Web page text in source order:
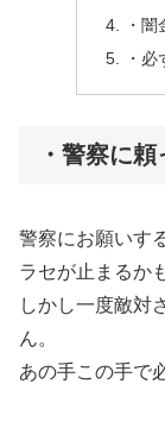
・
・
・警察に
警察にお願いす
ラセが止まるか
しかし一度敵対
ん。
あの手この手で